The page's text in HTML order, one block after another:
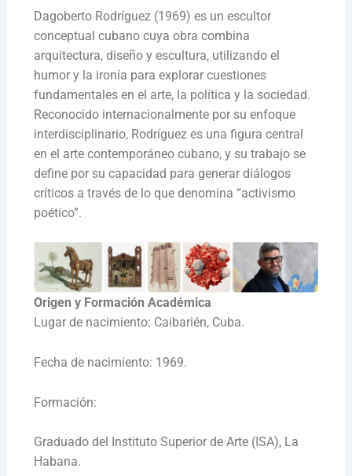
Dagoberto Rodríguez (1969) es un escultor
conceptual cubano cuya obra combina
arquitectura, diseño y escultura, utilizando el
humor y la ironía para explorar cuestiones
fundamentales en el arte, la política y la sociedad.
Reconocido internacionalmente por su enfoque
interdisciplinario, Rodríguez es una figura central
en el arte contemporáneo cubano, y su trabajo se
define por su capacidad para generar diálogos
críticos a través de lo que denomina “activismo
poético”.
Origen y Formación Académica
Lugar de nacimiento: Caibarién, Cuba.
Fecha de nacimiento: 1969.
Formación:
Graduado del Instituto Superior de Arte (ISA), La
Habana.